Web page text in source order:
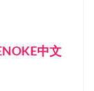
中文